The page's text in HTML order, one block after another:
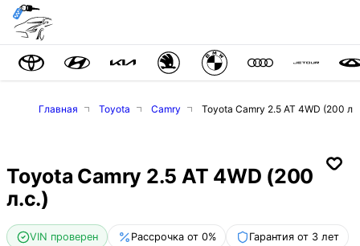
Главная Toyota Camry Toyota Camry 2.5 AT 4WD (200
Toyota Camry 2.5 AT 4WD (200
л.с.)
VIN проверен Рассрочка от 0% Гарантия от 3 лет